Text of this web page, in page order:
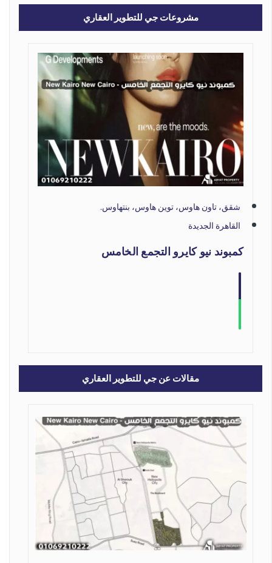
مشروعات جي للتطوير العقاري
شقق، تاون هاوس، توين هاوس، بنتهاوس.
القاهرة الجديدة
كمبوند نيو كايرو التجمع الخامس
مقالات عن جي للتطوير العقاري